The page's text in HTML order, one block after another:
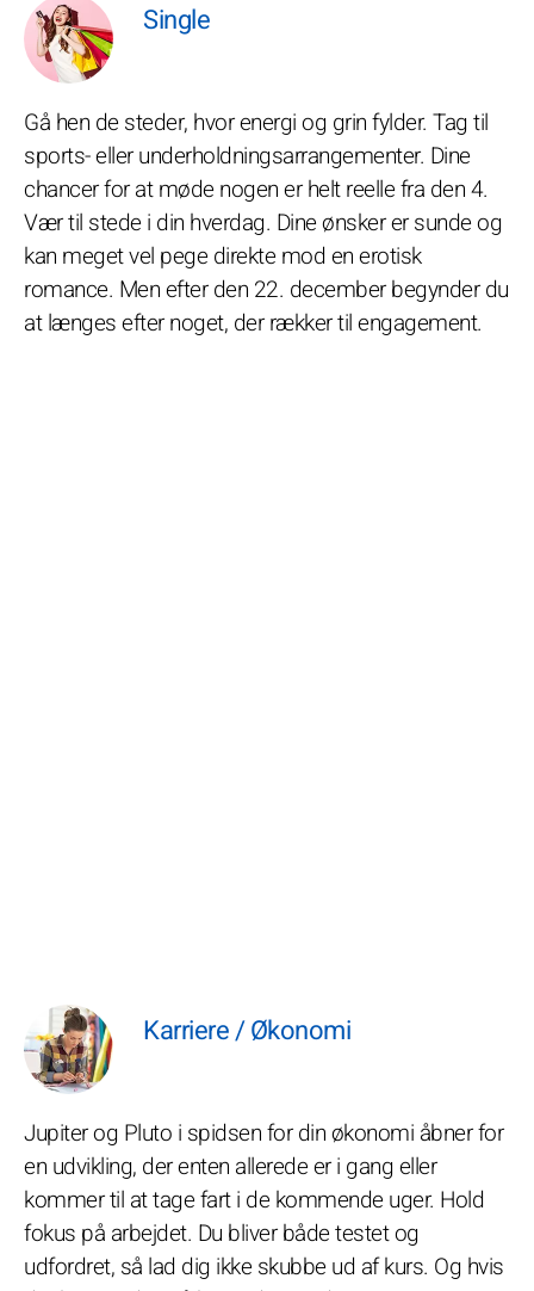
Single
Gå hen de steder, hvor energi og grin fylder. Tag til
sports- eller underholdningsarrangementer. Dine
chancer for at møde nogen er helt reelle fra den 4.
Vær til stede i din hverdag. Dine ønsker er sunde og
kan meget vel pege direkte mod en erotisk
romance. Men efter den 22. december begynder du
at længes efter noget, der rækker til engagement.
Karriere / Økonomi
Jupiter og Pluto i spidsen for din økonomi åbner for
en udvikling, der enten allerede er i gang eller
kommer til at tage fart i de kommende uger. Hold
fokus på arbejdet. Du bliver både testet og
udfordret, så lad dig ikke skubbe ud af kurs. Og hvis